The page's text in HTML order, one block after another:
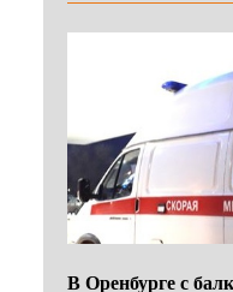
В Оренбурге с